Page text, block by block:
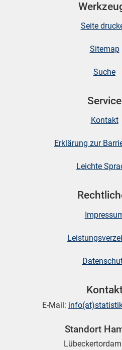
Seite
Sitemap
Suche
Service
Kontakt
Erklärung zur
Leichte
E-Mail:
Standort